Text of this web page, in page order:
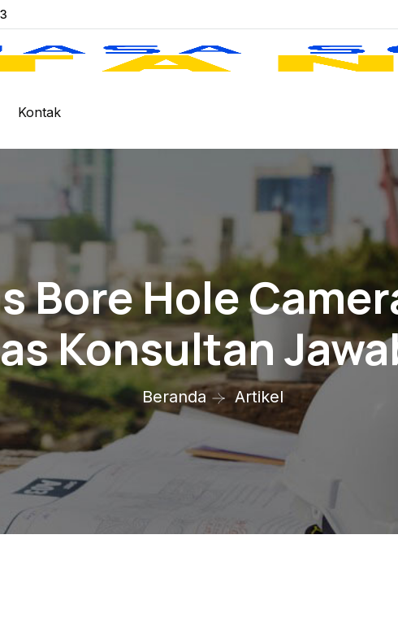
Kontak
Bore Hole
Konsultan
Beranda Artikel